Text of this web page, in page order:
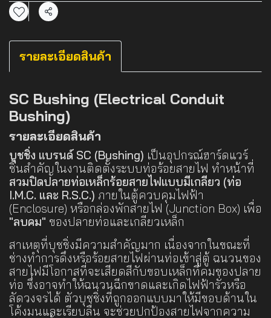
แชร์
รายละเอียดสินค้า
SC Bushing (Electrical Conduit
Bushing)
รายละเอียดสินค้า
บุชชิ่ง แบรนด์ SC (Bushing) เป็นอุปกรณ์ฮาร์ดแวร์
ชิ้นสำคัญในงานติดตั้งระบบท่อร้อยสายไฟ ทำหน้าที่
สวมปิดปลายท่อเหล็กร้อยสายไฟแบบมีเกลียว (ท่อ
I.M.C. และ R.S.C.) ภายในตู้ควบคุมไฟฟ้า
(Enclosure) หรือกล่องพักสายไฟ (Junction Box) เพื่อ
"ลบคม" ของปลายท่อและเกลียวเหล็ก
สาเหตุที่บุชชิ่งมีความสำคัญมาก เนื่องจากในขณะที่
ช่างทำการดึงหรือร้อยสายไฟผ่านท่อเข้าสู่ตู้ ฉนวนของ
สายไฟมีโอกาสที่จะเสียดสีกับขอบเหล็กที่คมของปลาย
ท่อ ซึ่งอาจทำให้ฉนวนฉีกขาดและเกิดไฟฟ้ารั่วหรือ
ลัดวงจรได้ ตัวบุชชิ่งที่ถูกออกแบบมาให้มีขอบด้านใน
โค้งมนและเรียบลื่น จะช่วยปกป้องสายไฟจากความ